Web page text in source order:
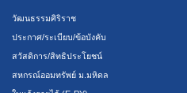
วัฒนธรรมศิริราช
ประกาศ/ระเบียบ/ข้อบังคับ
สวัสดิการ/สิทธิประโยชน์
สหกรณ์ออมทรัพย์ ม.มหิดล